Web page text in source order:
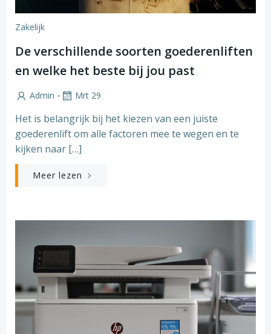
Zakelijk
De verschillende soorten goederenliften
en welke het beste bij jou past
Admin - Mrt 29
Het is belangrijk bij het kiezen van een juiste
goederenlift om alle factoren mee te wegen en te
kijken naar […]
Meer lezen